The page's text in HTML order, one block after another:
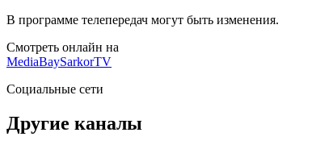
В программе телепередач могут быть изменения.
Смотреть онлайн на
MediaBaySarkorTV
Социальные сети
Другие каналы